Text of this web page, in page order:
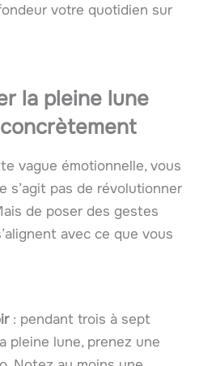
votre quotidien sur
la pleine lune
vague émotionnelle, vous
s’agit pas de révolutionner
de poser des gestes
avec ce que vous
: pendant trois à sept
pleine lune, prenez une